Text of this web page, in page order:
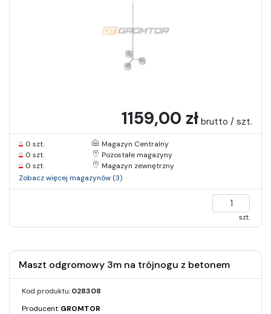
1159,00 zł brutto / szt.
0 szt.
Magazyn Centralny
0 szt.
Pozostałe magazyny
0 szt.
Magazyn zewnętrzny
Zobacz więcej magazynów (3)
szt.
Maszt odgromowy 3m na trójnogu z betonem
Kod produktu:028308
Producent:GROMTOR